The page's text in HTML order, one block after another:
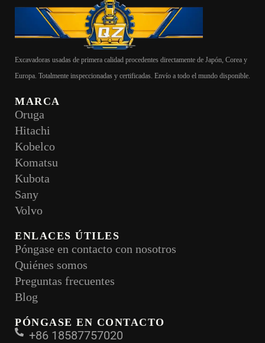
Excavadoras usadas de primera calidad procedentes directamente de Japón, Corea y
Europa. Totalmente inspeccionadas y certificadas. Envío a todo el mundo disponible.
MARCA
Oruga
Hitachi
Kobelco
Komatsu
Kubota
Sany
Volvo
ENLACES ÚTILES
Póngase en contacto con nosotros
Quiénes somos
Preguntas frecuentes
Blog
PÓNGASE EN CONTACTO
+86 18587757020